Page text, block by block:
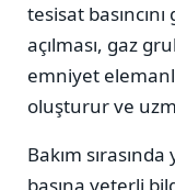
tesisat
açılması, gaz
emniyet
oluşturur ve
Bakım